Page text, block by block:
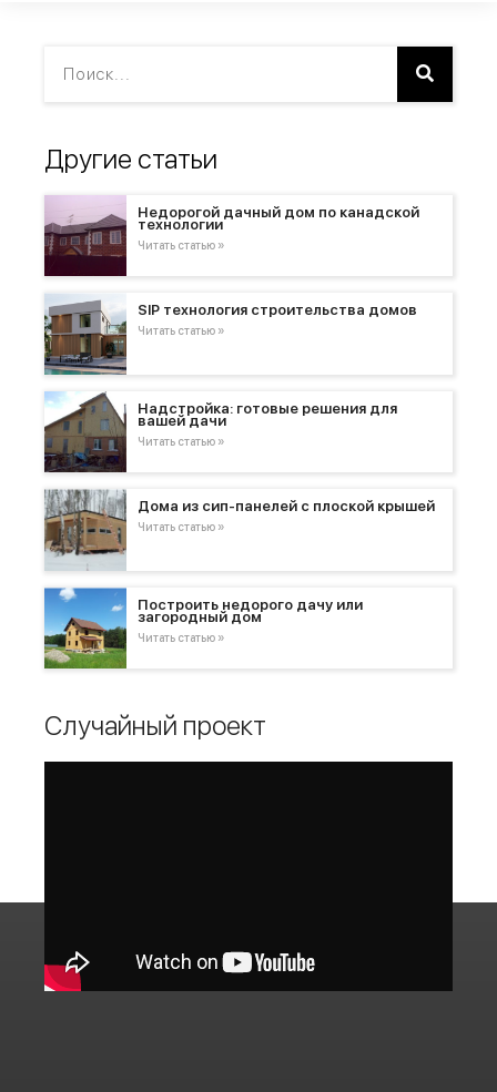
Другие статьи
Недорогой дачный дом по канадской
технологии
Читать статью »
SIP технология строительства домов
Читать статью »
Надстройка: готовые решения для
вашей дачи
Читать статью »
Дома из сип-панелей с плоской крышей
Читать статью »
Построить недорого дачу или
загородный дом
Читать статью »
Случайный проект